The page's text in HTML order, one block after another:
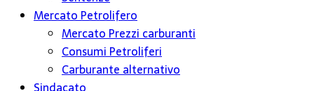
Mercato Petrolifero
Mercato Prezzi carburanti
Consumi Petroliferi
Carburante alternativo